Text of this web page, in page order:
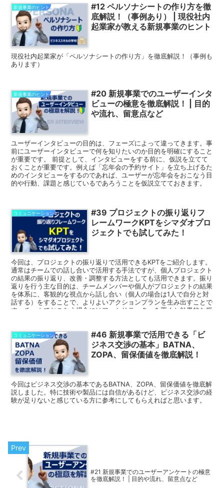
新規事業のヒント
#12 ペルソナシートの作り方を徹
底解説！（事例あり） | 現役社内
起業家が教える新規事業のヒント
現役社内起業家が「ペルソナシートの作り方」を徹底解説！（事例も
あります）
新規事業のヒント
#20 新規事業でのユーザーインタ
ビューの極意を徹底解説！ | 目的
や流れ、留意点など
ユーザーインタビューの目的は、フェーズによって違ってきます。事
前にユーザーインタビューで何を知りたいのか目的を明確にすること
が重要です。 前提として、インタビューをする前に、仮説を立てて
おくことが重要です。例えば「忘年会の予約サイト」を立ち上げるた
めのインタビューをするのであれば、ユーザーが忘年会をおこなう目
的や行動、課題と感じているであろうことを仮説立てておきます。
コミュニケーション
#39 プロジェクトの振り返りフ
レームワークKPTをシマダオプロ
ジェクトでも試してみた！
今回は、プロジェクトの振り返りで活用できるKPTをご紹介します。
通常はチームでの話し合いで活用する手法ですが、個人プロジェクト
の結果の振り返り、改善・調整する方法としても活用できます。振り
返りを行う主な目的は、チームメンバーや個人がプロジェクトの結果
を体系に、客観的な視点から話し合い（個人の場合は1人で自分と対
話する）をすることで、よりよいアクションプランを生み出すことで
す。チームでおこなう場合にはファシリテーターを置くと効果的な振
コミュニケーション
#46 新規事業で活用できる「ビ
ジネス交渉の基本」BATNA、
ZOPA、留保価値を徹底解説！
今回はビジネス交渉の基本であるBATNA、ZOPA、留保価値を徹底解
説しました。特に技術や製品には自信があるけど、ビジネス交渉の経
験が足りないと感じている方に参考にしてもらえればと思います。
#21 新規事業でのユーザーアンケートの極意
を徹底解説！ | 目的や流れ、留意点など